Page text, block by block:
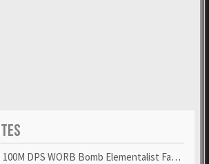
DPS WORB Bomb Elementalist Fast - Grab POE Curren...